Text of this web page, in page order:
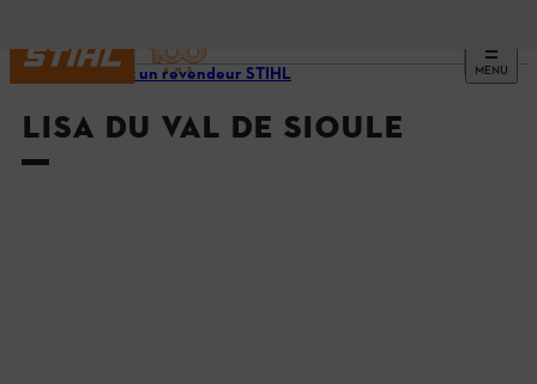
MENU
Trouvez un revendeur STIHL
LISA DU VAL DE SIOULE